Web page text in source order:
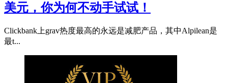
美元，你为何不动手试试！
Clickbank上grav热度最高的永远是减肥产品，其中Alpilean是
最t...